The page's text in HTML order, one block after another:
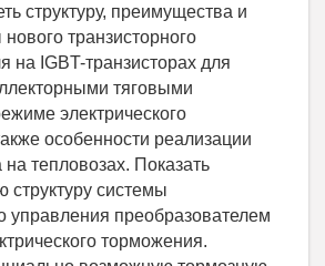
структуру, преимущества и
транзисторного
на IGBT-транзисторах для
тяговыми
электрического
особенности реализации
тепловозах. Показать
структуру системы
управления преобразователем
торможения.